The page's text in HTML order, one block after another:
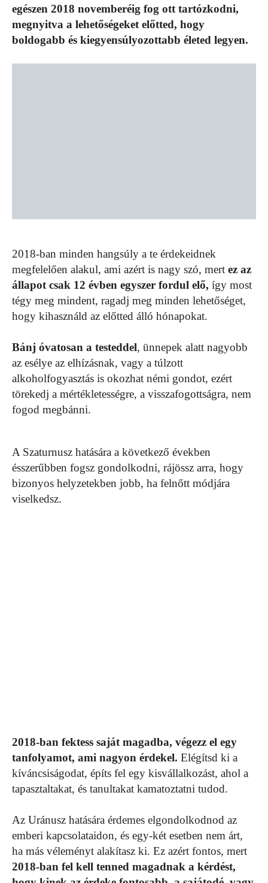
egészen 2018 novemberéig fog ott tartózkodni,
megnyitva a lehetőségeket előtted, hogy
boldogabb és kiegyensúlyozottabb életed legyen.
2018-ban minden hangsúly a te érdekeidnek
megfelelően alakul, ami azért is nagy szó, mert ez az
állapot csak 12 évben egyszer fordul elő, így most
tégy meg mindent, ragadj meg minden lehetőséget,
hogy kihasználd az előtted álló hónapokat.
Bánj óvatosan a testeddel, ünnepek alatt nagyobb
az esélye az elhízásnak, vagy a túlzott
alkoholfogyasztás is okozhat némi gondot, ezért
törekedj a mértékletességre, a visszafogottságra, nem
fogod megbánni.
A Szaturnusz hatására a következő években
ésszerűbben fogsz gondolkodni, rájössz arra, hogy
bizonyos helyzetekben jobb, ha felnőtt módjára
viselkedsz.
2018-ban fektess saját magadba, végezz el egy
tanfolyamot, ami nagyon érdekel. Elégítsd ki a
kíváncsiságodat, építs fel egy kisvállalkozást, ahol a
tapasztaltakat, és tanultakat kamatoztatni tudod.
Az Uránusz hatására érdemes elgondolkodnod az
emberi kapcsolataidon, és egy-két esetben nem árt,
ha más véleményt alakítasz ki. Ez azért fontos, mert
2018-ban fel kell tenned magadnak a kérdést,